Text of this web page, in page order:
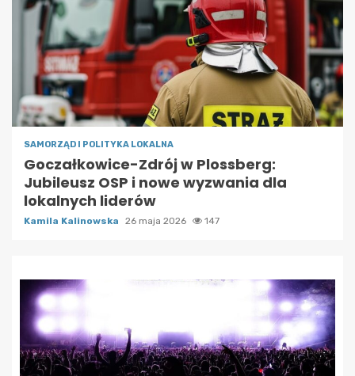
SAMORZĄD I POLITYKA LOKALNA
Goczałkowice-Zdrój w Plossberg:
Jubileusz OSP i nowe wyzwania dla
lokalnych liderów
Kamila Kalinowska 26 maja 2026 147